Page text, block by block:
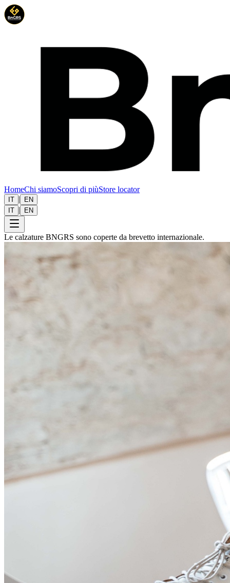
HomeChi siamoScopri di piùStore locator
IT |
EN
IT | EN
Le calzature BNGRS sono coperte da brevetto internazionale.